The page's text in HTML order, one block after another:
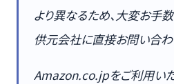
より異なるため、大変お手
供元会社に直接お問い合わ
Amazon.co.jpをご利用いた